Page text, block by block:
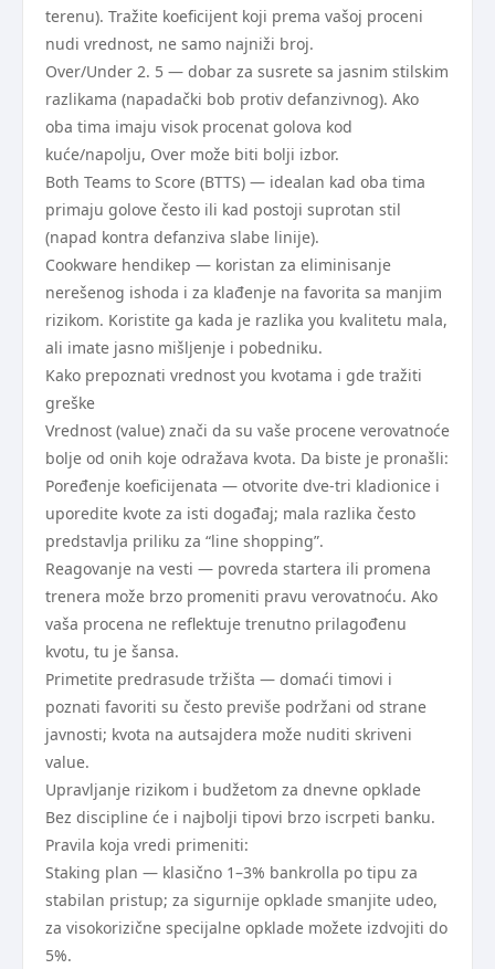
terenu). Tražite koeficijent koji prema vašoj proceni
nudi vrednost, ne samo najniži broj.
Over/Under 2. 5 — dobar za susrete sa jasnim stilskim
razlikama (napadački bob protiv defanzivnog). Ako
oba tima imaju visok procenat golova kod
kuće/napolju, Over može biti bolji izbor.
Both Teams to Score (BTTS) — idealan kad oba tima
primaju golove često ili kad postoji suprotan stil
(napad kontra defanziva slabe linije).
Cookware hendikep — koristan za eliminisanje
nerešenog ishoda i za klađenje na favorita sa manjim
rizikom. Koristite ga kada je razlika you kvalitetu mala,
ali imate jasno mišljenje i pobedniku.
Kako prepoznati vrednost you kvotama i gde tražiti
greške
Vrednost (value) znači da su vaše procene verovatnoće
bolje od onih koje odražava kvota. Da biste je pronašli:
Poređenje koeficijenata — otvorite dve-tri kladionice i
uporedite kvote za isti događaj; mala razlika često
predstavlja priliku za “line shopping”.
Reagovanje na vesti — povreda startera ili promena
trenera može brzo promeniti pravu verovatnoću. Ako
vaša procena ne reflektuje trenutno prilagođenu
kvotu, tu je šansa.
Primetite predrasude tržišta — domaći timovi i
poznati favoriti su često previše podržani od strane
javnosti; kvota na autsajdera može nuditi skriveni
value.
Upravljanje rizikom i budžetom za dnevne opklade
Bez discipline će i najbolji tipovi brzo iscrpeti banku.
Pravila koja vredi primeniti:
Staking plan — klasično 1–3% bankrolla po tipu za
stabilan pristup; za sigurnije opklade smanjite udeo,
za visokorizične specijalne opklade možete izdvojiti do
5%.